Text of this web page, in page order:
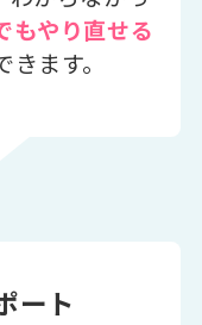
もやり直せる
ます。
ート